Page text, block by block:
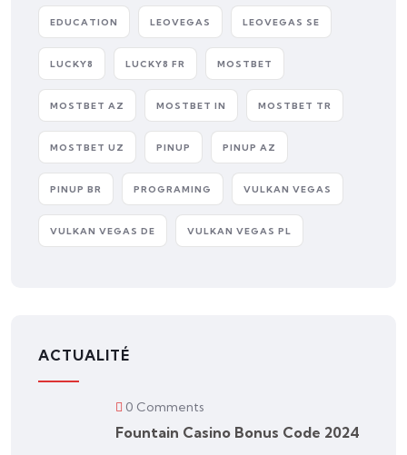
EDUCATION LEOVEGAS LEOVEGAS SE
LUCKY8 LUCKY8 FR MOSTBET
MOSTBET AZ MOSTBET IN MOSTBET TR
MOSTBET UZ PINUP PINUP AZ
PINUP BR PROGRAMING VULKAN VEGAS
VULKAN VEGAS DE VULKAN VEGAS PL
ACTUALITÉ
0 Comments
Fountain Casino Bonus Code 2024